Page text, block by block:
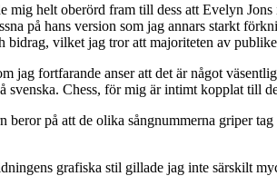
mig helt oberörd fram till dess att Evelyn
på hans version som jag annars starkt
vilket jag tror att majoriteten av
jag fortfarande anser att det är något
Chess, för mig är intimt kopplat till
på att de olika sångnummerna griper
grafiska stil gillade jag inte särskilt